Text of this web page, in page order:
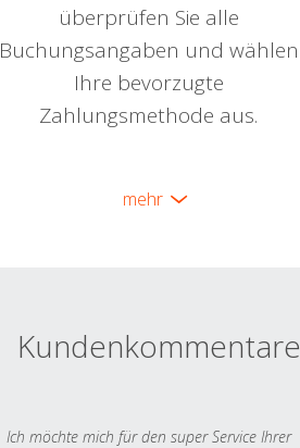
überprüfen Sie alle
Buchungsangaben und wählen
Ihre bevorzugte
Zahlungsmethode aus.
mehr
Kundenkommentare
Ich möchte mich für den super Service Ihrer